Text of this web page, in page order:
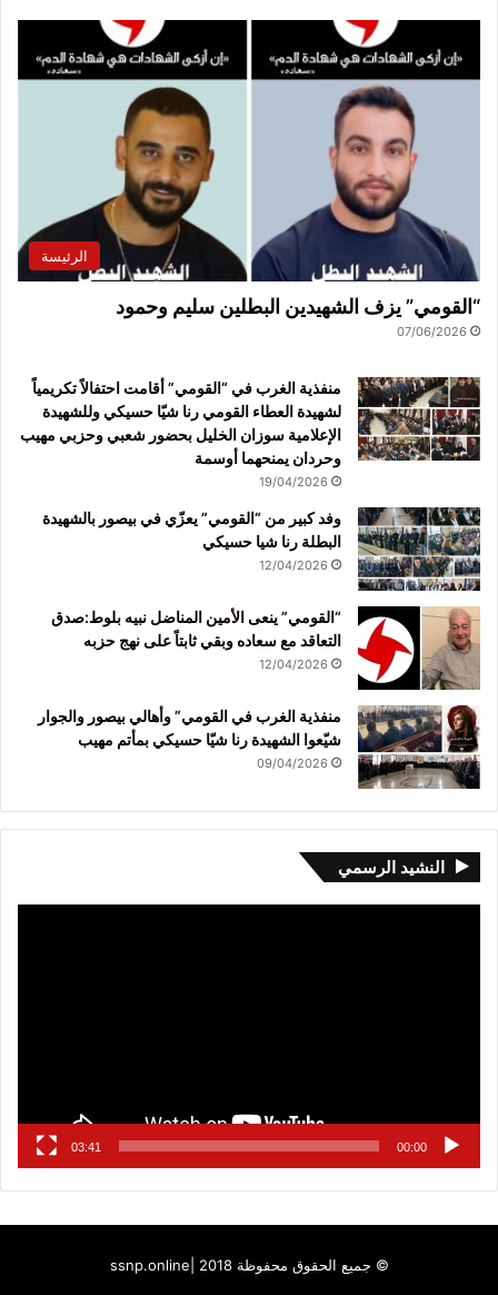
الرئيسة
“القومي” يزف الشهيدين البطلين سليم وحمود
07/06/2026
منفذية الغرب في “القومي” أقامت احتفالاً تكريمياً
لشهيدة العطاء القومي رنا شيّا حسيكي وللشهيدة
الإعلامية سوزان الخليل بحضور شعبي وحزبي مهيب
وحردان يمنحهما أوسمة
19/04/2026
وفد كبير من “القومي” يعزّي في بيصور بالشهيدة
البطلة رنا شيا حسيكي
12/04/2026
“القومي” ينعى الأمين المناضل نبيه بلوط:صدق
التعاقد مع سعاده وبقي ثابتاً على نهج حزبه
12/04/2026
منفذية الغرب في القومي” وأهالي بيصور والجوار
شيّعوا الشهيدة رنا شيّا حسيكي بمأتم مهيب
09/04/2026
النشيد الرسمي
00:00
03:41
© جميع الحقوق محفوظة 2018 | ssnp.online